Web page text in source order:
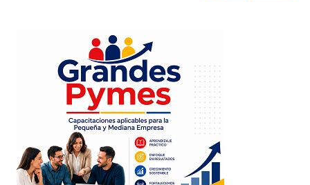
me parecen muy interesante este articulo, cada
dia vamos mejorando nuestra actitud en el
desarrollo de la vida, y con estos articulos
llegaremos hacer unos buenos lideres. les felicito!
3 septiembre, 2011 at 6:51 pm
Responder